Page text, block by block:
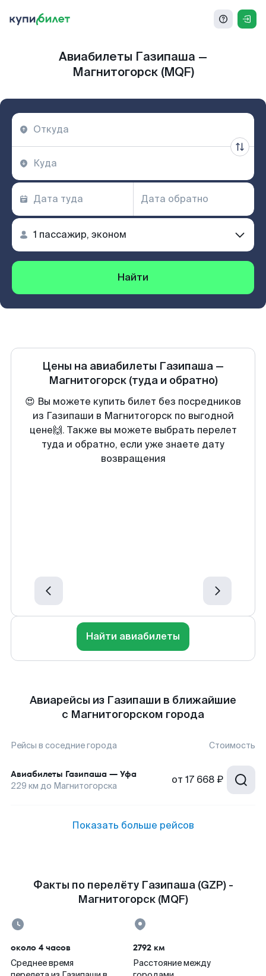
Авиабилеты Газипаша —
Магнитогорск (MQF)
Найти
Цены на авиабилеты Газипаша —
Магнитогорск (туда и обратно)
😍 Вы можете купить билет без посредников
из Газипаши в Магнитогорск по выгодной
цене🙌. Также вы можете выбрать перелет
туда и обратно, если уже знаете дату
возвращения
Найти авиабилеты
Авиарейсы из Газипаши в ближайшие
с Магнитогорском города
Рейсы в соседние города Стоимость
Авиабилеты Газипаша — Уфа
229 км до Магнитогорска от 17 668 ₽
Показать больше рейсов
Факты по перелёту Газипаша (GZP) -
Магнитогорск (MQF)
около 4 часов
Среднее время
2792 км
Расстояние между